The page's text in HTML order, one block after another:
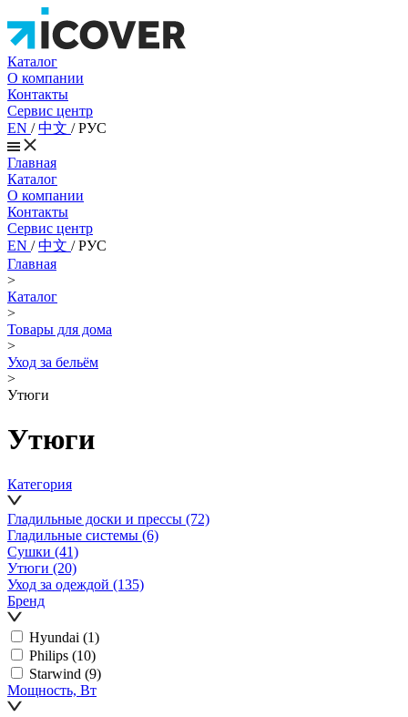
Каталог
О компании
Контакты
Сервис центр
EN /中文 /РУС
Главная
Каталог
О компании
Контакты
Сервис центр
EN /中文 /РУС
Главная
>
Каталог
>
Товары для дома
>
Уход за бельём
>
Утюги
Утюги
Категория
Гладильные доски и прессы (72)
Гладильные системы (6)
Сушки (41)
Утюги (20)
Уход за одеждой (135)
Бренд
Hyundai (1)
Philips (10)
Starwind (9)
Мощность, Вт